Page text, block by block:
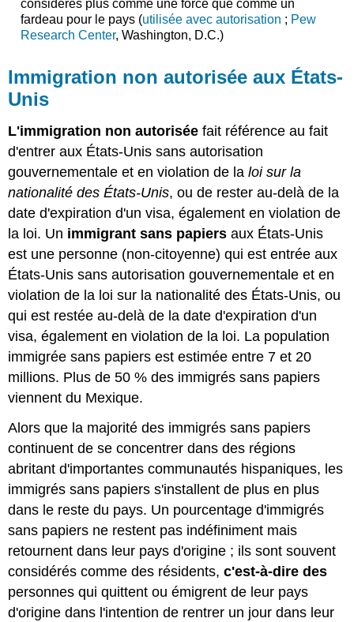
considérés plus comme une force que comme un
fardeau pour le pays (utilisée avec autorisation ; Pew
Research Center, Washington, D.C.)
Immigration non autorisée aux États-
Unis
L'immigration non autorisée fait référence au fait
d'entrer aux États-Unis sans autorisation
gouvernementale et en violation de laloi sur la
nationalité des États-Unis, ou de rester au-delà de la
date d'expiration d'un visa, également en violation de
la loi. Un immigrant sans papiers aux États-Unis
est une personne (non-citoyenne) qui est entrée aux
États-Unis sans autorisation gouvernementale et en
violation de la loi sur la nationalité des États-Unis, ou
qui est restée au-delà de la date d'expiration d'un
visa, également en violation de la loi. La population
immigrée sans papiers est estimée entre 7 et 20
millions. Plus de 50 % des immigrés sans papiers
viennent du Mexique.
Alors que la majorité des immigrés sans papiers
continuent de se concentrer dans des régions
abritant d'importantes communautés hispaniques, les
immigrés sans papiers s'installent de plus en plus
dans le reste du pays. Un pourcentage d'immigrés
sans papiers ne restent pas indéfiniment mais
retournent dans leur pays d'origine ; ils sont souvent
considérés comme des résidents,c'est-à-dire des
personnes qui quittent ou émigrent de leur pays
d'origine dans l'intention de rentrer un jour dans leur